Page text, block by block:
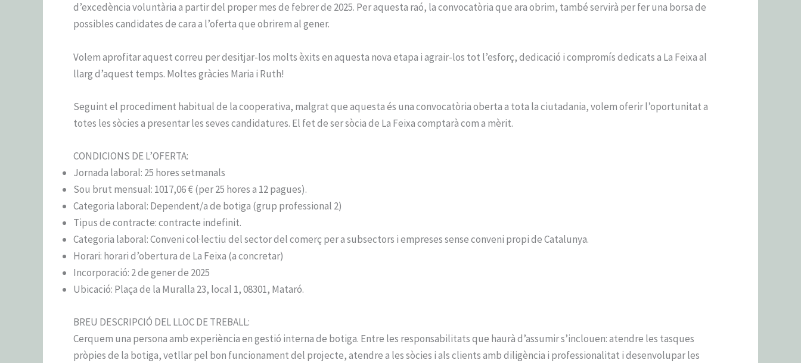
d’excedència voluntària a partir del proper mes de febrer de 2025. Per aquesta raó, la convocatòria que ara obrim, també servirà per fer una borsa de
possibles candidates de cara a l’oferta que obrirem al gener.
Volem aprofitar aquest correu per desitjar-los molts èxits en aquesta nova etapa i agrair-los tot l’esforç, dedicació i compromís dedicats a La Feixa al
llarg d’aquest temps. Moltes gràcies Maria i Ruth!
Seguint el procediment habitual de la cooperativa, malgrat que aquesta és una convocatòria oberta a tota la ciutadania, volem oferir l’oportunitat a
totes les sòcies a presentar les seves candidatures. El fet de ser sòcia de La Feixa comptarà com a mèrit.
CONDICIONS DE L’OFERTA:
Jornada laboral: 25 hores setmanals
Sou brut mensual: 1017,06 € (per 25 hores a 12 pagues).
Categoria laboral: Dependent/a de botiga (grup professional 2)
Tipus de contracte: contracte indefinit.
Categoria laboral: Conveni col·lectiu del sector del comerç per a subsectors i empreses sense conveni propi de Catalunya.
Horari: horari d’obertura de La Feixa (a concretar)
Incorporació: 2 de gener de 2025
Ubicació: Plaça de la Muralla 23, local 1, 08301, Mataró.
BREU DESCRIPCIÓ DEL LLOC DE TREBALL:
Cerquem una persona amb experiència en gestió interna de botiga. Entre les responsabilitats que haurà d’assumir s’inclouen: atendre les tasques
pròpies de la botiga, vetllar pel bon funcionament del projecte, atendre a les sòcies i als clients amb diligència i professionalitat i desenvolupar les